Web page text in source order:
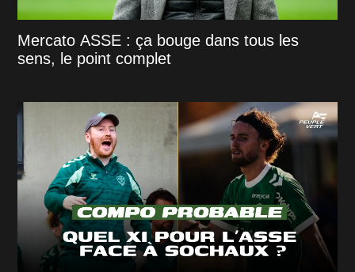
Mercato ASSE : ça bouge dans tous les
sens, le point complet